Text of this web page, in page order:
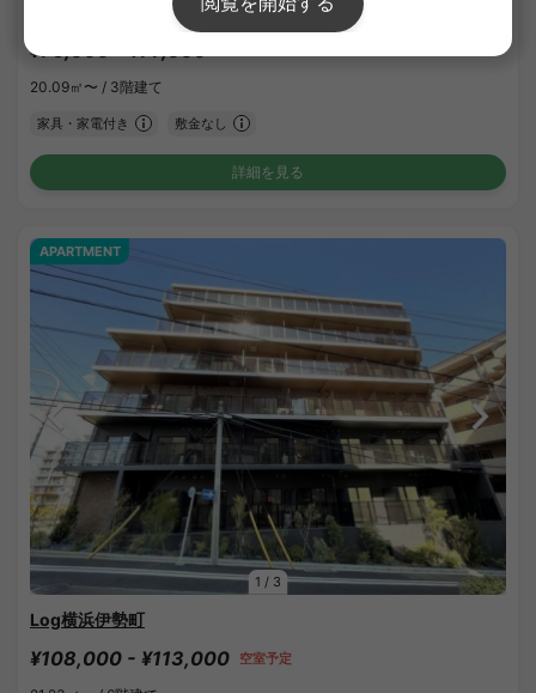
テラス・ソレイユ・ヤマト
¥75,000 - ¥77,000
20.09㎡〜 / 3階建て
家具・家電付き 敷金なし
詳細を見る
1 / 3
APARTMENT
Log横浜伊勢町
¥108,000 - ¥113,000 空室予定